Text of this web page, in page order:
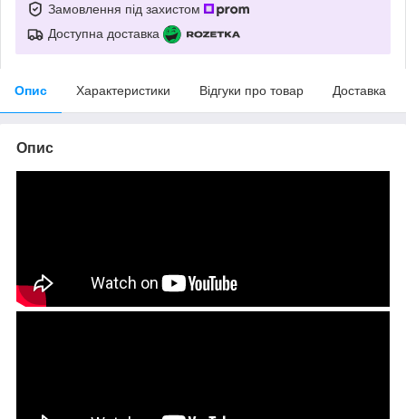
Замовлення під захистом
Доступна доставка
Опис Характеристики Відгуки про товар Доставка
Опис